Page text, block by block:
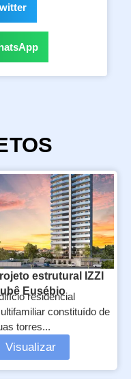
estrutural IZZI
Eusébio
residencial
constituído de
torres...
Visualizar